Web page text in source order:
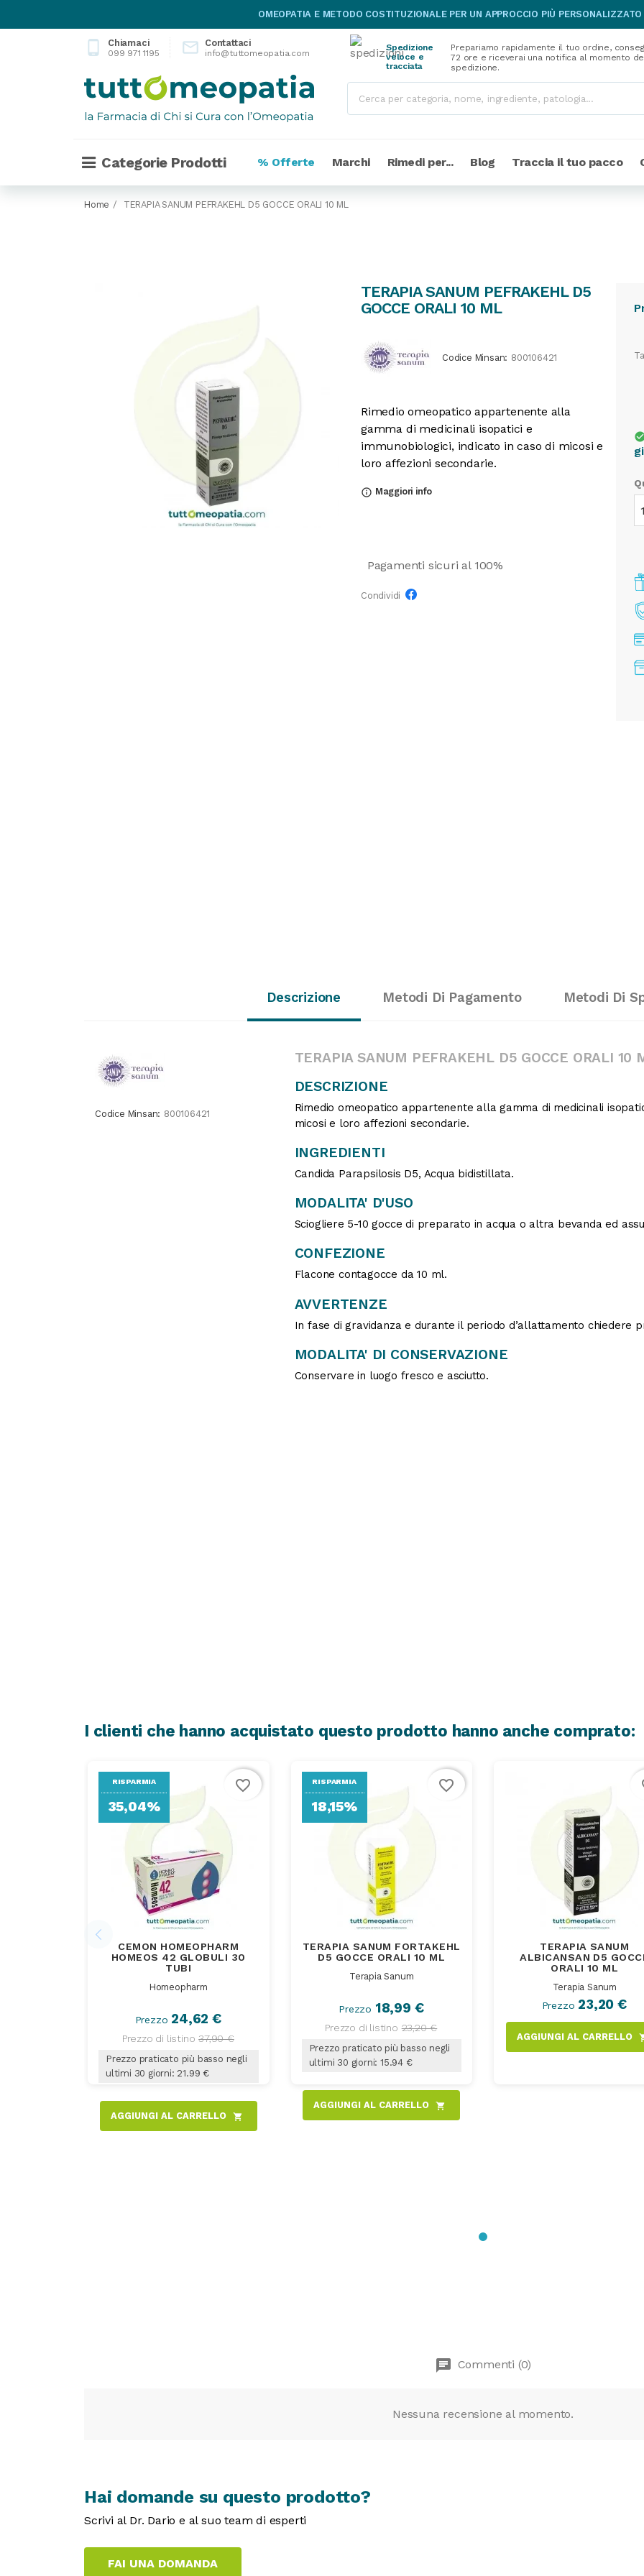
OMEOPATIA E METODO COSTITUZIONALE PER UN APPROCCIO PIÙ
phone_android Chiamaci
099 971 1195  Contattaci
info@tuttomeopatia.com
Spedizione
veloce e
tracciata
Prepariamo rapidamente il tuo ordine,
72 ore e riceverai una notifica al momento
spedizione.
Categorie Prodotti % Offerte Marchi Rimedi per... Blog Traccia il tuo pacco
Home TERAPIA SANUM PEFRAKEHL D5 GOCCE ORALI 10 ML
TERAPIA SANUM PEFRAKEHL D5
GOCCE ORALI 10 ML
Codice Minsan: 800106421
Rimedio omeopatico appartenente alla
gamma di medicinali isopatici e
immunobiologici, indicato in caso di micosi e
loro affezioni secondarie.
info_outline Maggiori info
Pagamenti sicuri al 100%
Condividi
Descrizione Metodi Di Pagamento Metodi Di
Codice Minsan: 800106421
TERAPIA SANUM PEFRAKEHL D5 GOCCE ORALI 10
DESCRIZIONE
Rimedio omeopatico appartenente alla gamma di medicinali
micosi e loro affezioni secondarie.
INGREDIENTI
Candida Parapsilosis D5, Acqua bidistillata.
MODALITA' D'USO
Sciogliere 5-10 gocce di preparato in acqua o altra bevanda ed
CONFEZIONE
Flacone contagocce da 10 ml.
AVVERTENZE
In fase di gravidanza e durante il periodo d’allattamento chiedere
MODALITA' DI CONSERVAZIONE
Conservare in luogo fresco e asciutto.
I clienti che hanno acquistato questo prodotto hanno anche comprato:
CEMON HOMEOPHARM
HOMEOS 42 GLOBULI 30
TUBI
Homeopharm
Prezzo 24,62 €
Prezzo di listino 37,90 €
Prezzo praticato più basso negli
ultimi 30 giorni: 21.99 €
AGGIUNGI AL CARRELLO shopping_cart
RISPARMIA
35,04%
favorite_border
TERAPIA SANUM FORTAKEHL
D5 GOCCE ORALI 10 ML
Terapia Sanum
Prezzo 18,99 €
Prezzo di listino 23,20 €
Prezzo praticato più basso negli
ultimi 30 giorni: 15.94 €
AGGIUNGI AL CARRELLO shopping_cart
RISPARMIA
18,15%
favorite_border
TERAPIA SANUM
ALBICANSAN D5
ORALI 10 ML
Terapia Sanum
Prezzo 23,20 €
AGGIUNGI AL CARRELLO
chat Commenti (0)
Nessuna recensione al momento.
Hai domande su questo prodotto?
Scrivi al Dr. Dario e al suo team di esperti